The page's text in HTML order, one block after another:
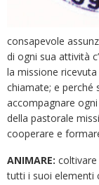
consapevole
di ogni sua attività
la missione
chiamate; e perché
accompagnare
della pastorale
cooperare e
ANIMARE:
tutti i suoi elementi